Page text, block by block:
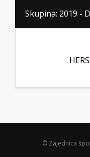
Skupina: 2019 - D
HERS
© Zajednica